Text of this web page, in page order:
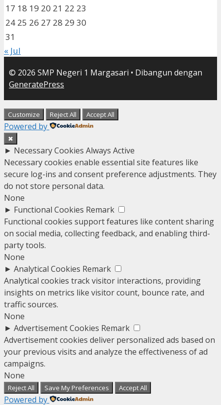
17 18 19 20 21 22 23
24 25 26 27 28 29 30
31
« Jul
© 2026 SMP Negeri 1 Margasari • Dibangun dengan
GeneratePress
Customize Reject All Accept All
Powered by
✖
► Necessary Cookies Always Active
Necessary cookies enable essential site features like
secure log-ins and consent preference adjustments. They
do not store personal data.
None
► Functional Cookies Remark
Functional cookies support features like content sharing
on social media, collecting feedback, and enabling third-
party tools.
None
► Analytical Cookies Remark
Analytical cookies track visitor interactions, providing
insights on metrics like visitor count, bounce rate, and
traffic sources.
None
► Advertisement Cookies Remark
Advertisement cookies deliver personalized ads based on
your previous visits and analyze the effectiveness of ad
campaigns.
None
Reject All Save My Preferences Accept All
Powered by